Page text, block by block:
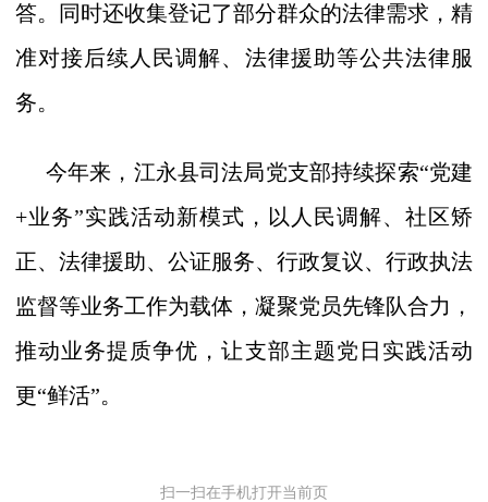
答。同时还收集登记了部分群众的法律需求，精
准对接后续人民调解、法律援助等公共法律服
务。
今年来，江永县司法局党支部持续探索“党建
+业务”实践活动新模式，以人民调解、社区矫
正、法律援助、公证服务、行政复议、行政执法
监督等业务工作为载体，凝聚党员先锋队合力，
推动业务提质争优，让支部主题党日实践活动
更“鲜活”。
扫一扫在手机打开当前页